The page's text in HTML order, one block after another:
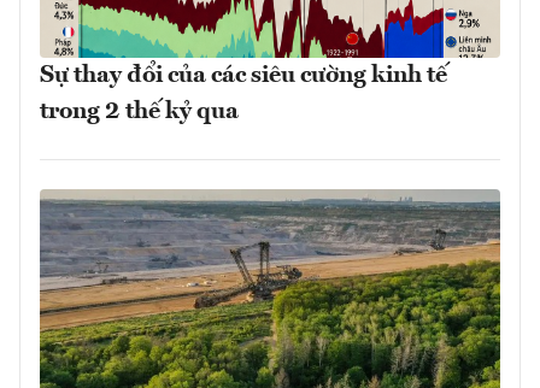
Sự thay đổi của các siêu cường kinh tế
trong 2 thế kỷ qua